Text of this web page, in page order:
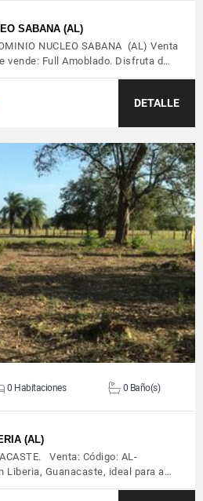
SABANA (AL)
NUCLEO SABANA (AL) Venta
vende: Full Amoblado. Disfruta d…
DETALLE
DETALLES
0 Habitaciones 0 Baño(s)
(AL)
Venta: Código: AL-
Liberia, Guanacaste, ideal para a…